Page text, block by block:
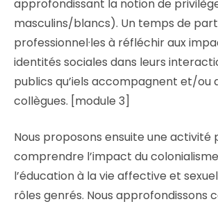
approfondissant la notion de
masculins/blancs). Un temps de
professionnel·les à réfléchir aux
identités sociales dans leurs
publics qu’iels accompagnent et/ou
collègues. [module 3]
Nous proposons ensuite une activité
comprendre l’impact du
l’éducation à la vie affective et
rôles genrés. Nous approfondissons